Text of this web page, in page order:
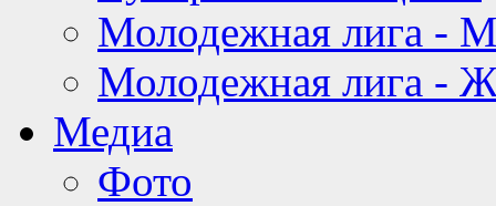
Молодежная лига -
Молодежная лига -
Медиа
Фото